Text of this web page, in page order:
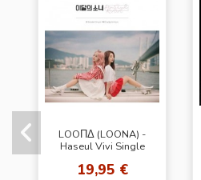
LOOΠΔ (LOONA) -
Haseul Vivi Single
19,95 €